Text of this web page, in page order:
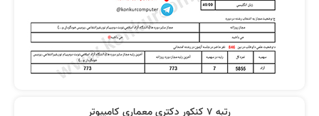
رتبه 7 کنکور دکتری معماری کامپیوتر